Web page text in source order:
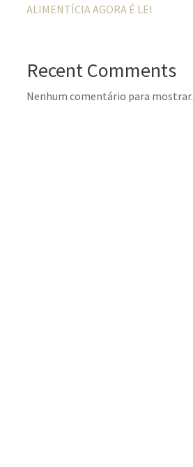
ALIMENTÍCIA AGORA É LEI
Recent Comments
Nenhum comentário para mostrar.